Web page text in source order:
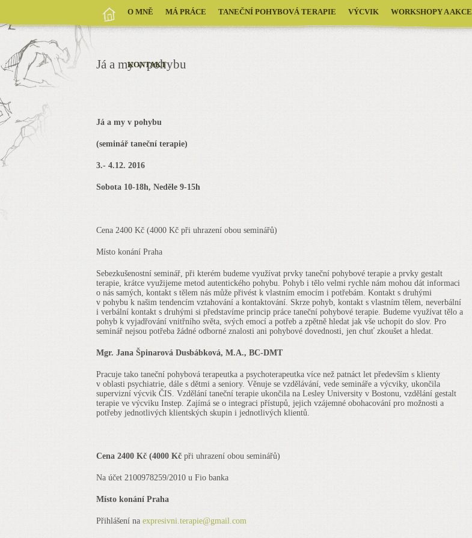
O MNĚ MÁ PRÁCE TANEČNÍ POHYBOVÁ TERAPIE VÝCVIK WORKSHOPY A AKCE
KONTAKT
Já a my v pohybu
Já a my v pohybu
(seminář taneční terapie)
3.- 4.12. 2016
Sobota 10-18h, Neděle 9-15h
Cena 2400 Kč (4000 Kč při uhrazení obou seminářů)
Místo konání Praha
Sebezkušenostní seminář, při kterém budeme využívat prvky taneční pohybové terapie a prvky gestalt
terapie, krátce využijeme metod autentického pohybu. Pohyb i tělo velmi rychle nám mohou dát informaci
o nás samých, kontakt s tělem nás může přivést k vlastním emocím i potřebám. Kontakt s druhými
v pohybu k našim tendencím vztahování a kontaktování. Skrze pohyb, kontakt s vlastním tělem, neverbální
i verbální kontakt s druhými si představíme princip práce taneční pohybové terapie. Budeme využívat tělo a
pohyb k vyjadřování vnitřního světa, svých emocí a potřeb a zpětně hledat jak vše uchopit do slov. Pro
seminář nejsou potřeba žádné odborné znalosti ani pohybové dovednosti, jen chuť zkoušet a hledat.
Mgr. Jana Špinarová Dusbábková, M.A., BC-DMT
Pracuje tako taneční pohybová terapeutka a psychoterapeutka více než patnáct let především s klienty
v oblasti psychiatrie, dále s dětmi a seniory. Věnuje se vzdělávání, vede semináře a výcviky, ukončila
supervizní výcvik ČIS. Vzdělání taneční terapie ukončila na Lesley University v Bostonu, vzdělání gestalt
terapie ve výcviku Instep. Zajímá se o integraci přístupů, jejich vzájemné obohacování pro možnosti a
potřeby jednotlivých klientských skupin i jednotlivých klientů.
Cena 2400 Kč (4000 Kč při uhrazení obou seminářů)
Na účet 2100978259/2010 u Fio banka
Místo konání Praha
Přihlášení na expresivni.terapie@gmail.com